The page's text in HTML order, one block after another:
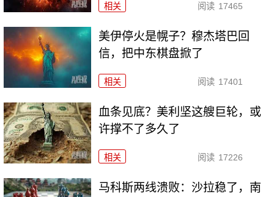
相关 阅读 17465
美伊停火是幌子？穆杰塔巴回
信，把中东棋盘掀了
相关 阅读 17401
血条见底？美利坚这艘巨轮，或
许撑不了多久了
相关 阅读 17226
马科斯两线溃败：沙拉稳了，南